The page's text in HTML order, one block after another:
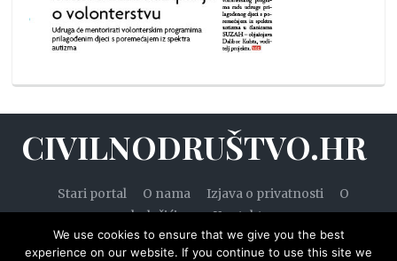
CIVILNODRUŠTVO.HR
Stari portal O nama Izjava o privatnosti
O
kolačićima
Kontakt
We use cookies to ensure that we give you the best
experience on our website. If you continue to use this site we